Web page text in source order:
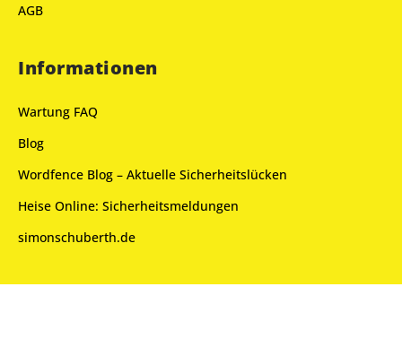
AGB
Informationen
Wartung FAQ
Blog
Wordfence Blog – Aktuelle Sicherheitslücken
Heise Online: Sicherheitsmeldungen
simonschuberth.de